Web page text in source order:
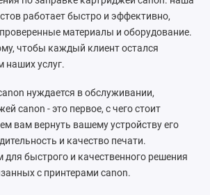
работает быстро и эффективно,
материалы и оборудование.
чтобы каждый клиент остался
наших услуг.
нуждается в обслуживании,
canon - это первое, с чего стоит
вам вернуть вашему устройству его
и качество печати.
быстрого и качественного решения
с принтерами canon.